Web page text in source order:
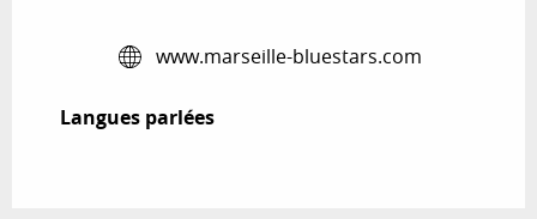
www.marseille-bluestars.com
Langues parlées
Langues parlées